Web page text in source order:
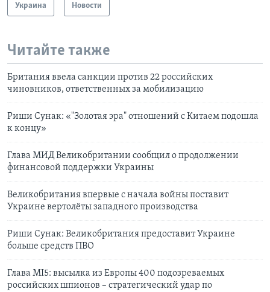
Украина Новости
Читайте также
Британия ввела санкции против 22 российских
чиновников, ответственных за мобилизацию
Риши Сунак: «"Золотая эра" отношений с Китаем подошла
к концу»
Глава МИД Великобритании сообщил о продолжении
финансовой поддержки Украины
Великобритания впервые с начала войны поставит
Украине вертолёты западного производства
Риши Сунак: Великобритания предоставит Украине
больше средств ПВО
Глава MI5: высылка из Европы 400 подозреваемых
российских шпионов – стратегический удар по